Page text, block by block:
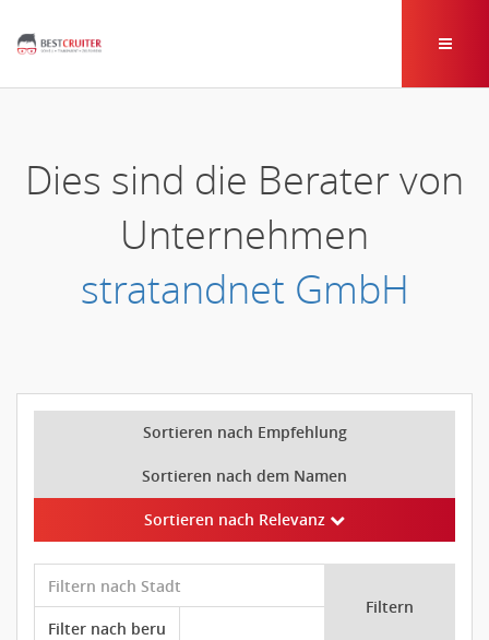
Dies sind die Berater von
Unternehmen
stratandnet GmbH
Sortieren nach Empfehlung
Sortieren nach dem Namen
Sortieren nach Relevanz
Filtern